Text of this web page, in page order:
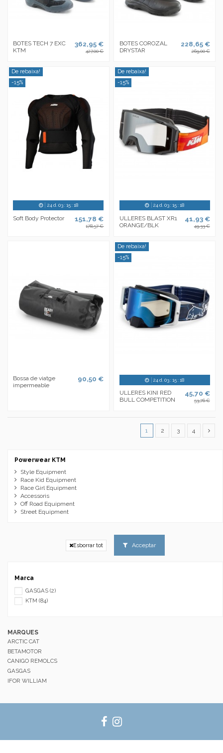
BOTES TECH 7 EXC
KTM
362,95 €
427,00 €
BOTES COROZAL
DRYSTAR
228,65 €
269,00 €
De rebaixa!
-15%
24 d. 03:15:18
Soft Body Protector 151,78 €
178,57 €
De rebaixa!
-15%
24 d. 03:15:18
ULLERES BLAST XR1
ORANGE/BLK
41,93 €
49,33 €
Bossa de viatge
impermeable
90,50 €
De rebaixa!
-15%
24 d. 03:15:18
ULLERES KINI RED
BULL COMPETITION
45,70 €
53,76 €
1 2 3 4
Powerwear KTM
Style Equipment
Race Kid Equipment
Race Girl Equipment
Accessoris
Off Road Equipment
Street Equipment
Esborrar tot Acceptar
Marca
GASGAS (2)
KTM (84)
MARQUES
ARCTIC CAT
BETAMOTOR
CANIGO REMOLCS
GASGAS
IFOR WILLIAM